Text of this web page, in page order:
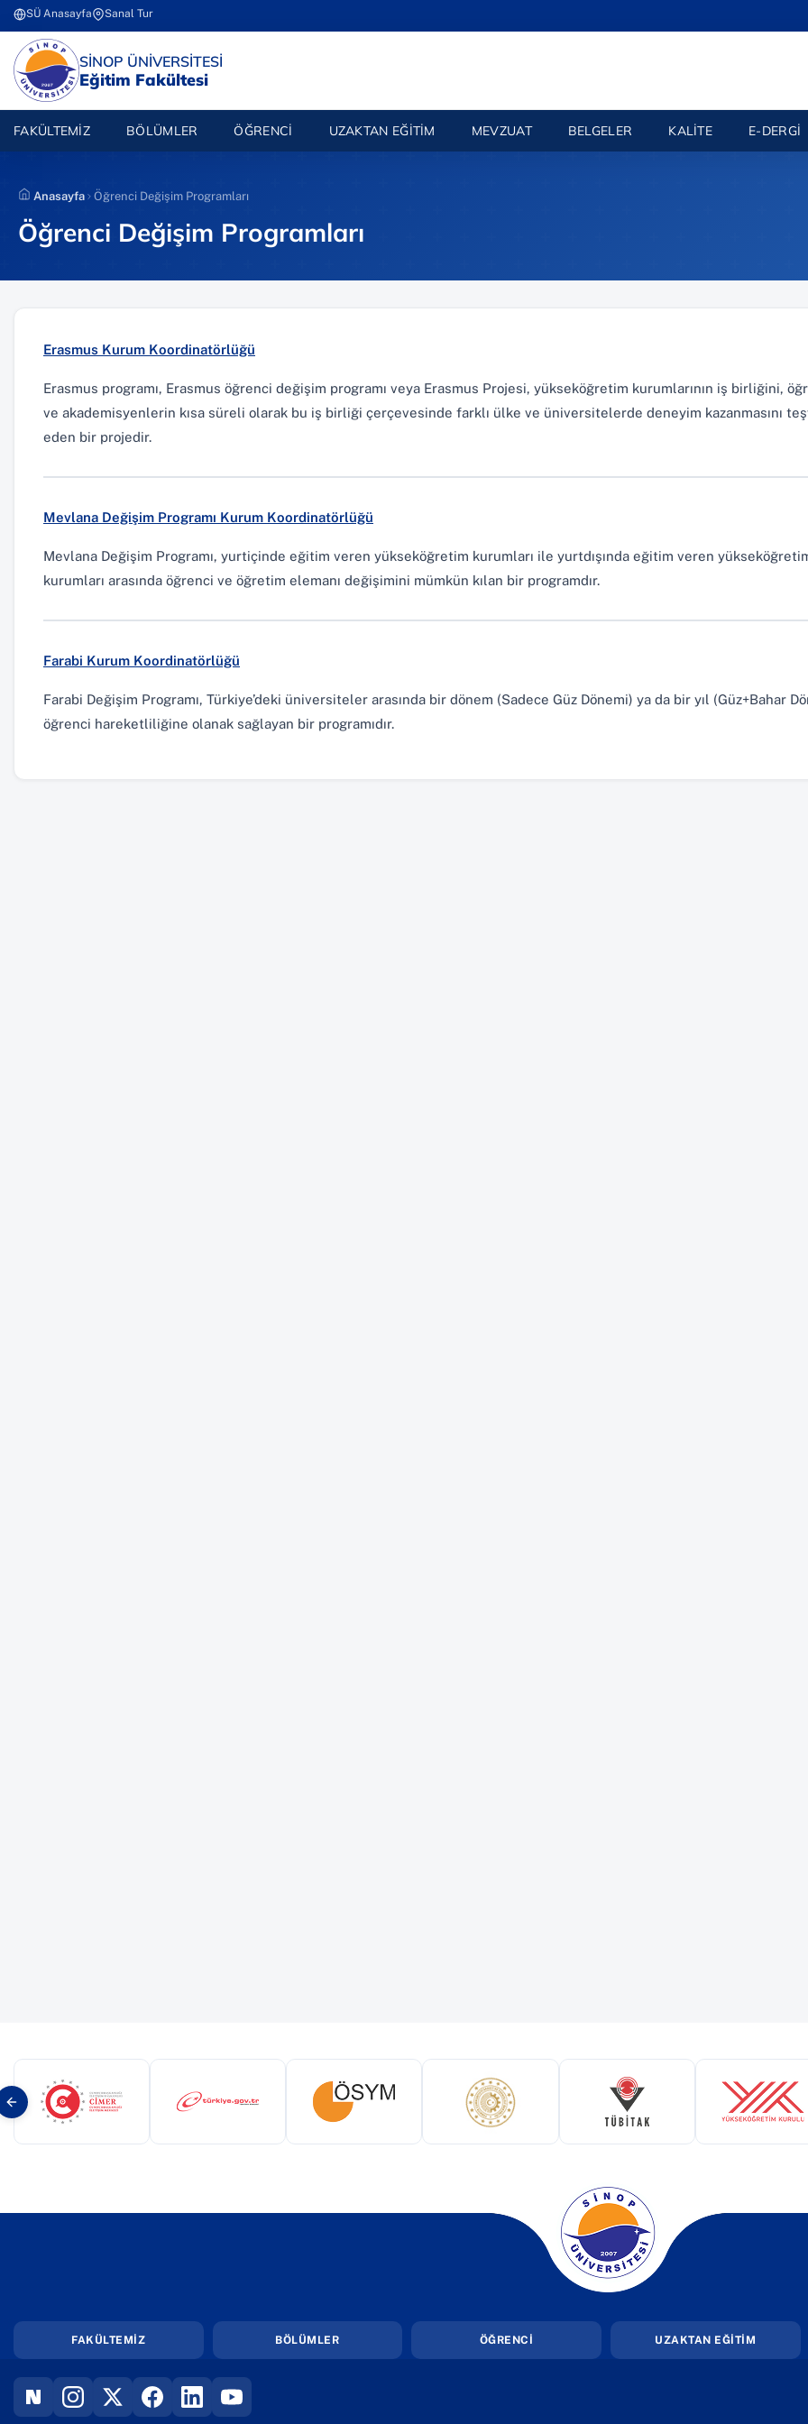
İçeriğe
atla
SÜ Anasayfa
(yeni sekmede açılır)
Sanal Tur
(yeni sekmede açılır)
SİNOP ÜNİVERSİTESİ(YENI SEKMEDE AÇILIR)
Eğitim Fakültesi
FAKÜLTEMIZ BÖLÜMLER ÖĞRENCI UZAKTAN EĞITIM MEVZUAT BELGELER KALITE E-DERGI
Anasayfa Öğrenci Değişim Programları
Öğrenci Değişim Programları
Erasmus Kurum Koordinatörlüğü
Erasmus programı, Erasmus öğrenci değişim programı veya Erasmus Projesi, yükseköğretim kurumlarının iş birliğini,
ve akademisyenlerin kısa süreli olarak bu iş birliği çerçevesinde farklı ülke ve üniversitelerde deneyim kazanmasını
eden bir projedir.
Mevlana Değişim Programı Kurum Koordinatörlüğü
Mevlana Değişim Programı, yurtiçinde eğitim veren yükseköğretim kurumları ile yurtdışında eğitim veren
kurumları arasında öğrenci ve öğretim elemanı değişimini mümkün kılan bir programdır.
Farabi Kurum Koordinatörlüğü
Farabi Değişim Programı, Türkiye’deki üniversiteler arasında bir dönem (Sadece Güz Dönemi) ya da bir yıl (Güz+Bahar
öğrenci hareketliliğine olanak sağlayan bir programıdır.
(yeni sekmede açılır) (yeni sekmede açılır)(yeni sekmede açılır)(yeni sekmede açılır)(yeni sekmede açılır)(yeni
(yeni sekmede açılır)
FAKÜLTEMİZ BÖLÜMLER ÖĞRENCİ UZAKTAN EĞİTİM
(YENI SEKMEDE AÇILIR)
(YENI SEKMEDE AÇILIR)
(YENI SEKMEDE AÇILIR)
(YENI SEKMEDE AÇILIR)
(YENI SEKMEDE AÇILIR)
(YENI SEKMEDE AÇILIR)